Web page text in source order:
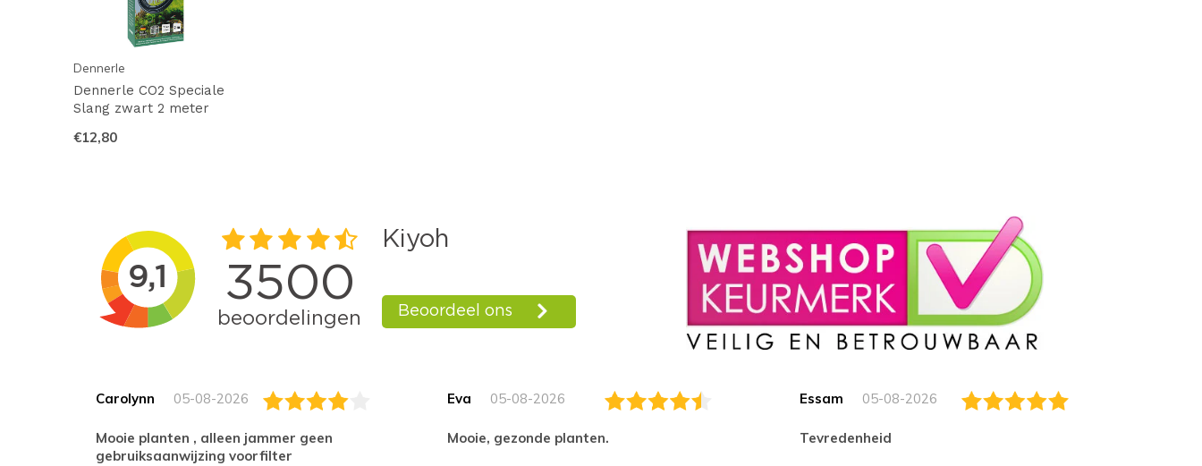
Dennerle
Dennerle CO2 Speciale
Slang zwart 2 meter
€12,80
Carolynn 05-08-2026
Mooie planten , alleen jammer geen
gebruiksaanwijzing voorfilter
Eva 05-08-2026
Mooie, gezonde planten.
Essam 05-08-2026
tevredenheid